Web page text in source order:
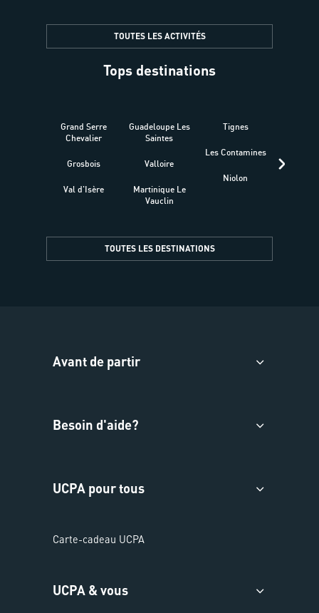
TOUTES LES ACTIVITÉS
Tops destinations
Grand Serre
Chevalier
Grosbois
Val d'Isère
Guadeloupe Les
Saintes
Valloire
Martinique Le
Vauclin
Tignes
Les Contamines
Niolon
TOUTES LES DESTINATIONS
Avant de partir
Besoin d'aide?
UCPA pour tous
Carte-cadeau UCPA
UCPA & vous